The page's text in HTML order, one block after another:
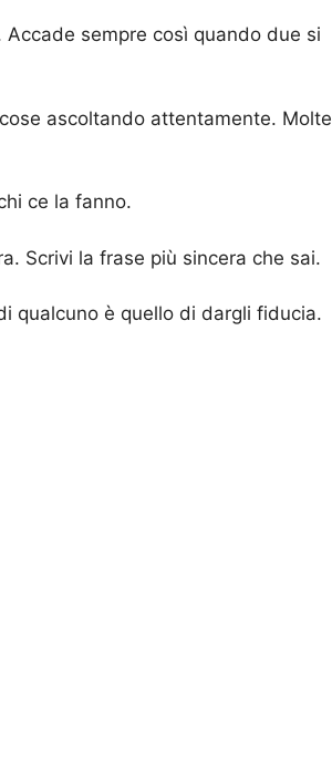
sempre così quando due si
ascoltando attentamente. Molte
ce la fanno.
Scrivi la frase più sincera che sai.
qualcuno è quello di dargli fiducia.